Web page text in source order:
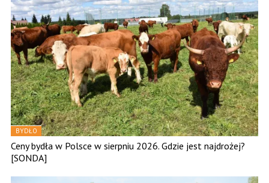
BYDŁO
Ceny bydła w Polsce w sierpniu 2026. Gdzie jest najdrożej?
[SONDA]